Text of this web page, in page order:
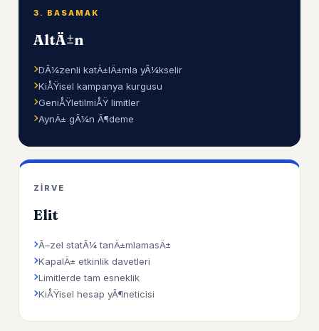
3. BASAMAK
AltÄ±n
DÃ¼zenli katÄ±lÄ±mla yÃ¼kselir
KiÅŸisel kampanya kurgusu
GeniÅŸletilmiÅŸ limitler
AynÄ± gÃ¼n Ã¶deme
ZIRVE
Elit
Ã–zel statÃ¼ tanÄ±mlamasÄ±
KapalÄ± etkinlik davetleri
Limitlerde tam esneklik
KiÅŸisel hesap yÃ¶neticisi